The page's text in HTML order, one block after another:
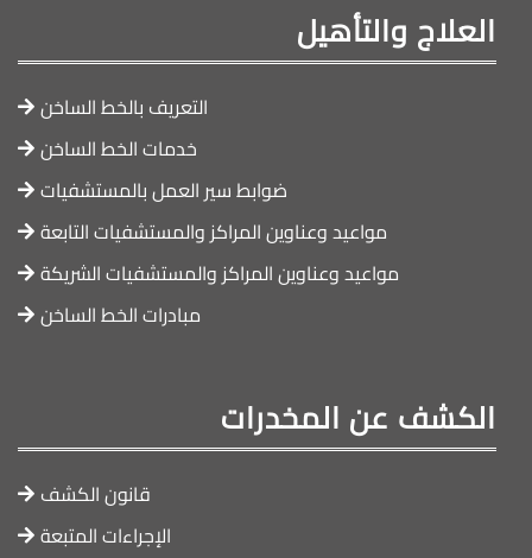
العلاج والتأهيل
التعريف بالخط الساخن
خدمات الخط الساخن
ضوابط سير العمل بالمستشفيات
مواعيد وعناوين المراكز والمستشفيات التابعة
مواعيد وعناوين المراكز والمستشفيات الشريكة
مبادرات الخط الساخن
الكشف عن المخدرات
قانون الكشف
الإجراءات المتبعة